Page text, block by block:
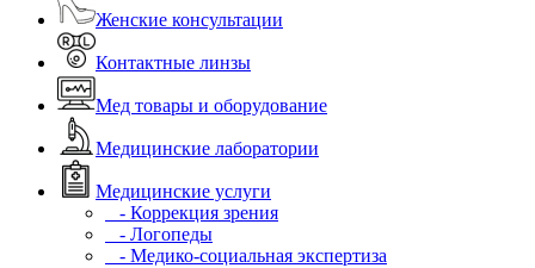
Женские консультации
Контактные линзы
Мед товары и оборудование
Медицинские лаборатории
Медицинские услуги
- Коррекция зрения
- Логопеды
- Медико-социальная экспертиза